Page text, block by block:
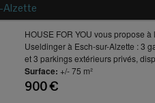
Alzette
HOUSE FOR YOU vous propose
Useldinger à Esch-sur-Alzette : 3
et 3 parkings extérieurs privés,
Surface: +/- 75 m²
900 €